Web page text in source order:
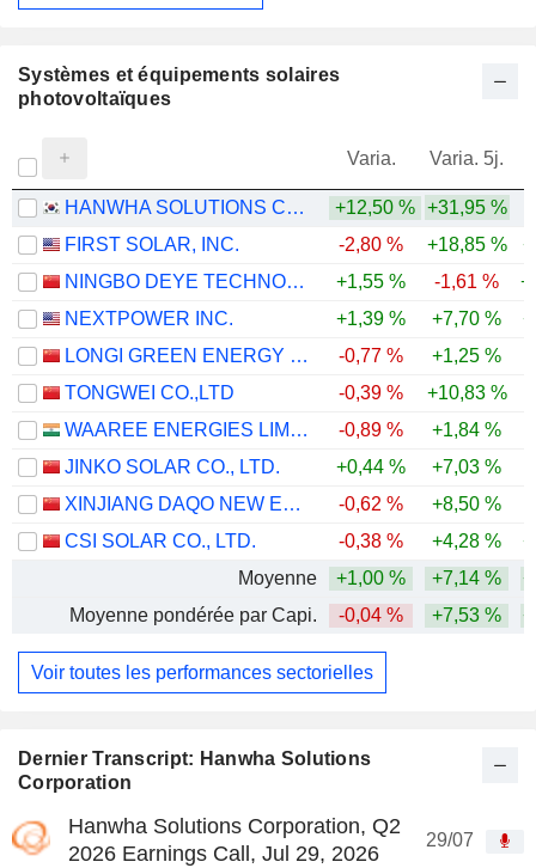
Dernier Transcript: Hanwha Solutions
Corporation
Hanwha Solutions Corporation, Q2
2026 Earnings Call, Jul 29, 2026
29/07
Systèmes et équipements solaires
photovoltaïques
Varia. Varia. 5j.
HANWHA SOLUTIONS CORPORATION +12,50 % +31,95 %
FIRST SOLAR, INC.
-2,80 % +18,85 %
NINGBO DEYE TECHNOLOGY GROUP CO., LTD.
+1,55 % -1,61 %
NEXTPOWER INC.
+1,39 % +7,70 %
LONGI GREEN ENERGY TECHNOLOGY CO., LTD.
-0,77 % +1,25 %
TONGWEI CO.,LTD
-0,39 % +10,83 %
WAAREE ENERGIES LIMITED
-0,89 % +1,84 %
JINKO SOLAR CO., LTD.
+0,44 % +7,03 %
XINJIANG DAQO NEW ENERGY CO.,LTD.
-0,62 % +8,50 %
CSI SOLAR CO., LTD.
-0,38 % +4,28 %
Moyenne
+1,00 % +7,14 %
Moyenne pondérée par Capi.
-0,04 % +7,53 %
Voir toutes les performances sectorielles